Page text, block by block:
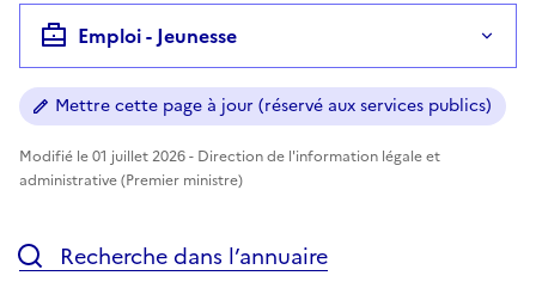
Emploi - Jeunesse
Mettre cette page à jour (réservé aux services publics)
Modifié le 01 juillet 2026 - Direction de l'information légale et
administrative (Premier ministre)
Recherche dans l’annuaire